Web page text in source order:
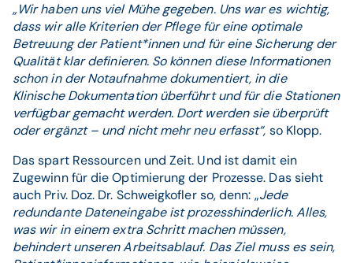
„Wir haben uns viel Mühe gegeben. Uns war es wichtig,
dass wir alle Kriterien der Pflege für eine optimale
Betreuung der Patient*innen und für eine Sicherung der
Qualität klar definieren. So können diese Informationen
schon in der Notaufnahme dokumentiert, in die
Klinische Dokumentation überführt und für die Stationen
verfügbar gemacht werden. Dort werden sie überprüft
oder ergänzt – und nicht mehr neu erfasst“, so Klopp.
Das spart Ressourcen und Zeit. Und ist damit ein
Zugewinn für die Optimierung der Prozesse. Das sieht
auch Priv. Doz. Dr. Schweigkofler so, denn: „Jede
redundante Dateneingabe ist prozesshinderlich. Alles,
was wir in einem extra Schritt machen müssen,
behindert unseren Arbeitsablauf. Das Ziel muss es sein,